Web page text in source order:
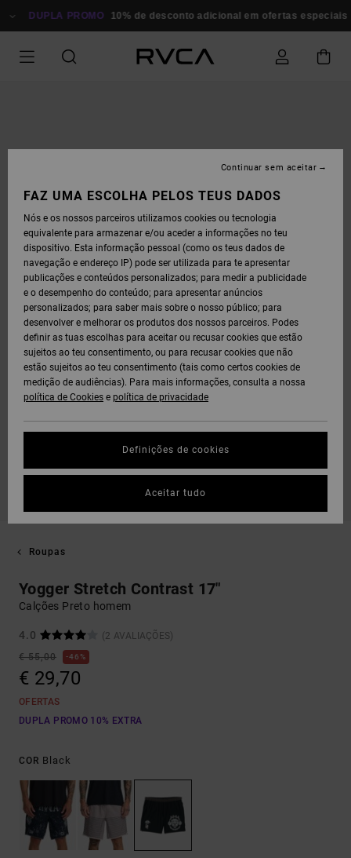
PARA DUPLA PROMO 10% de desconto adicional em ofertas especiais
Roupas
Yogger Stretch Contrast 17"
Calções Preto homem
4.0
(2 AVALIAÇÕES)
€ 55,00
46%
€ 29,70
OFERTAS
DUPLA PROMO 10% EXTRA
COR Black
FAZ UMA ESCOLHA PELOS TEUS DADOS
Nós e os nossos parceiros utilizamos cookies ou tecnologia
equivalente para armazenar e/ou aceder a informações no teu
dispositivo. Esta informação pessoal (como os teus dados de
navegação e endereço IP) pode ser utilizada para te apresentar
publicações e conteúdos personalizados; para medir a publicidade
e o desempenho do conteúdo; para apresentar anúncios
personalizados; para saber mais sobre o nosso público; para
desenvolver e melhorar os produtos dos nossos parceiros. Podes
definir as tuas escolhas para aceitar ou recusar cookies que estão
sujeitos ao teu consentimento, ou para recusar cookies que não
estão sujeitos ao teu consentimento (tais como certos cookies de
medição de audiências). Para mais informações, consulta a nossa
política de Cookies e política de privacidade
Definições de cookies
Continuar sem aceitar
Aceitar tudo